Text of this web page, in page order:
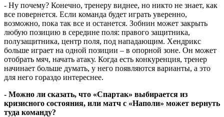
- Ну почему? Конечно, тренеру виднее, но никто не знает, как
все повернется. Если команда будет играть уверенно,
возможно, пока так все и останется. Зобнин может закрыть
любую позицию в середине поля: правого защитника,
полузащитника, центр поля, под нападающим. Хендрикс
больше играет на одной позиции – в опорной зоне. Он может
отобрать мяч, начать атаку. Когда есть конкуренция, тренер
начинает больше думать, у него появляются варианты, а это
для него гораздо интереснее.
- Можно ли сказать, что «Спартак» выбирается из
кризисного состояния, или матч с «Наполи» может вернуть
туда команду?